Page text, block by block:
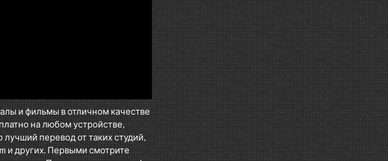
и фильмы в отличном качестве
на любом устройстве,
перевод от таких студий,
и других. Первыми смотрите